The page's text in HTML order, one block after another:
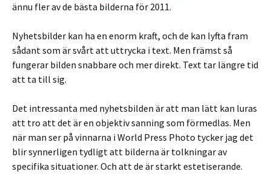
ännu fler av de bästa bilderna för 2011.
Nyhetsbilder kan ha en enorm kraft, och de kan lyfta fram
sådant som är svårt att uttrycka i text. Men främst så
fungerar bilden snabbare och mer direkt. Text tar längre tid
att ta till sig.
Det intressanta med nyhetsbilden är att man lätt kan luras
att tro att det är en objektiv sanning som förmedlas. Men
när man ser på vinnarna i World Press Photo tycker jag det
blir synnerligen tydligt att bilderna är tolkningar av
specifika situationer. Och att de är starkt estetiserande.